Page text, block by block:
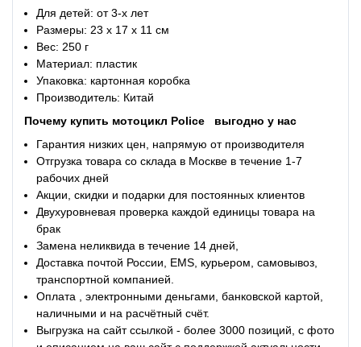
Для детей: от 3-х лет
Размеры: 23 x 17 х 11 см
Вес: 250 г
Материал: пластик
Упаковка: картонная коробка
Производитель: Китай
Почему купить мотоцикл Police
выгодно у нас
Гарантия низких цен, напрямую от производителя
Отгрузка товара со склада в Москве в течение 1-7
рабочих дней
Акции, скидки и подарки для постоянных клиентов
Двухуровневая проверка каждой единицы товара на
брак
Замена неликвида в течение 14 дней,
Доставка почтой России, EMS, курьером, самовывоз,
транспортной компанией.
Оплата , электронными деньгами, банковской картой,
наличными и на расчётный счёт.
Выгрузка на сайт ссылкой - более 3000 позиций, с фото